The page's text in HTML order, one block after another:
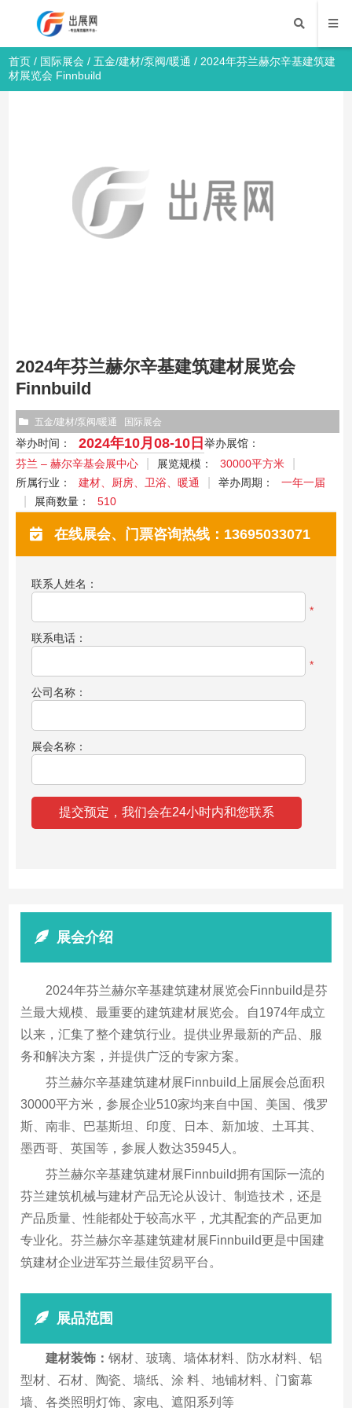
首页 / 国际展会 /五金/建材/泵阀/暖通 / 2024年芬兰赫尔辛基建筑建
材展览会 Finnbuild
2024年芬兰赫尔辛基建筑建材展览会
Finnbuild
五金/建材/泵阀/暖通 国际展会
举办时间： 2024年10月08-10日 举办展馆：
芬兰 – 赫尔辛基会展中心
展览规模：
30000平方米
所属行业：
建材、厨房、卫浴、暖通 举办周期：
一年一届
展商数量：
510
在线展会、门票咨询热线：13695033071
联系人姓名：
*
联系电话：
*
公司名称：
展会名称：
展会介绍
2024年芬兰赫尔辛基建筑建材展览会Finnbuild是芬
兰最大规模、最重要的建筑建材展览会。自1974年成立
以来，汇集了整个建筑行业。提供业界最新的产品、服
务和解决方案，并提供广泛的专家方案。
芬兰赫尔辛基建筑建材展Finnbuild上届展会总面积
30000平方米，参展企业510家均来自中国、美国、俄罗
斯、南非、巴基斯坦、印度、日本、新加坡、土耳其、
墨西哥、英国等，参展人数达35945人。
芬兰赫尔辛基建筑建材展Finnbuild拥有国际一流的
芬兰建筑机械与建材产品无论从设计、制造技术，还是
产品质量、性能都处于较高水平，尤其配套的产品更加
专业化。芬兰赫尔辛基建筑建材展Finnbuild更是中国建
筑建材企业进军芬兰最佳贸易平台。
展品范围
建材装饰：钢材、玻璃、墙体材料、防水材料、铝
型材、石材、陶瓷、墙纸、涂 料、地铺材料、门窗幕
墙、各类照明灯饰、家电、遮阳系列等